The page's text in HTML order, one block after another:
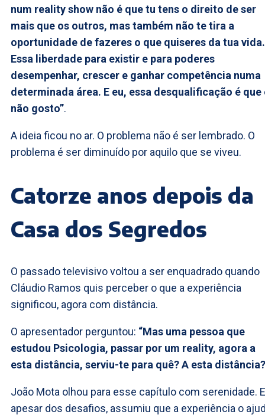
num reality show não é que tu tens o direito de ser
mais que os outros, mas também não te tira a
oportunidade de fazeres o que quiseres da tua vida.
Essa liberdade para existir e para poderes
desempenhar, crescer e ganhar competência numa
determinada área. E eu, essa desqualificação é que
não gosto”.
A ideia ficou no ar. O problema não é ser lembrado. O
problema é ser diminuído por aquilo que se viveu.
Catorze anos depois da
Casa dos Segredos
O passado televisivo voltou a ser enquadrado quando
Cláudio Ramos quis perceber o que a experiência
significou, agora com distância.
O apresentador perguntou: “Mas uma pessoa que
estudou Psicologia, passar por um reality, agora a
esta distância, serviu-te para quê? A esta
João Mota olhou para esse capítulo com serenidade.
apesar dos desafios, assumiu que a experiência o